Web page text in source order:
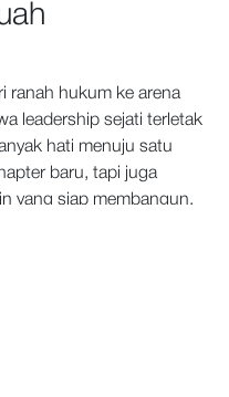
ranah hukum ke arena
leadership sejati terletak
hati menuju satu
baru, tapi juga
yang siap membangun,